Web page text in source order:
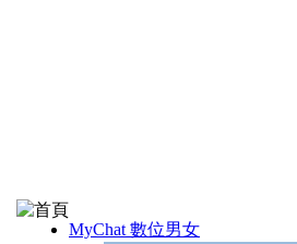
MyChat 數位男女